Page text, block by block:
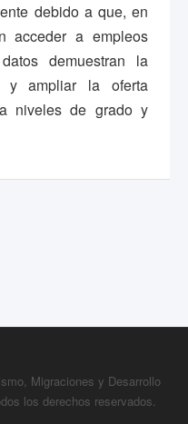
debido a que, en
acceder a empleos
demuestran la
y ampliar la oferta
niveles de grado y
EN ACTIVIDADES DE
REGIÓN CHOROTEGA
Migraciones y Desarrollo
los derechos reservados.